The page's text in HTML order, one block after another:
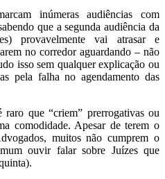
inúmeras audiências com
que a segunda audiência da
provavelmente vai atrasar e
no corredor aguardando – não
isso sem qualquer explicação ou
pela falha no agendamento das
que “criem” prerrogativas ou
comodidade. Apesar de terem o
muitos não cumprem o
ouvir falar sobre Juízes que